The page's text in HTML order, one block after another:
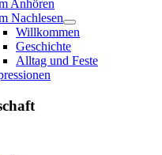
Anhören
Nachlesen
Willkommen
Geschichte
Alltag und Feste